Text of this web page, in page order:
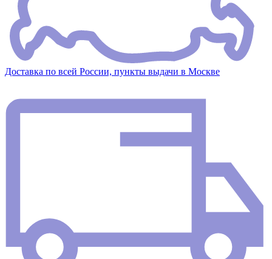
Доставка по всей России, пункты выдачи в Москве